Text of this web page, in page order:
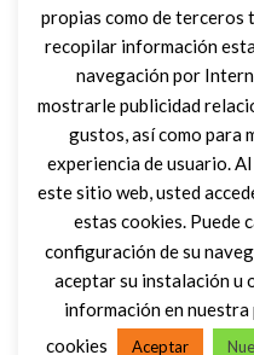
propias como de terceros
recopilar información
navegación por
mostrarle publicidad
gustos, así como para
experiencia de usuario.
este sitio web, usted
estas cookies. Puede
configuración de su
aceptar su instalación u
información en
cookies
Aceptar